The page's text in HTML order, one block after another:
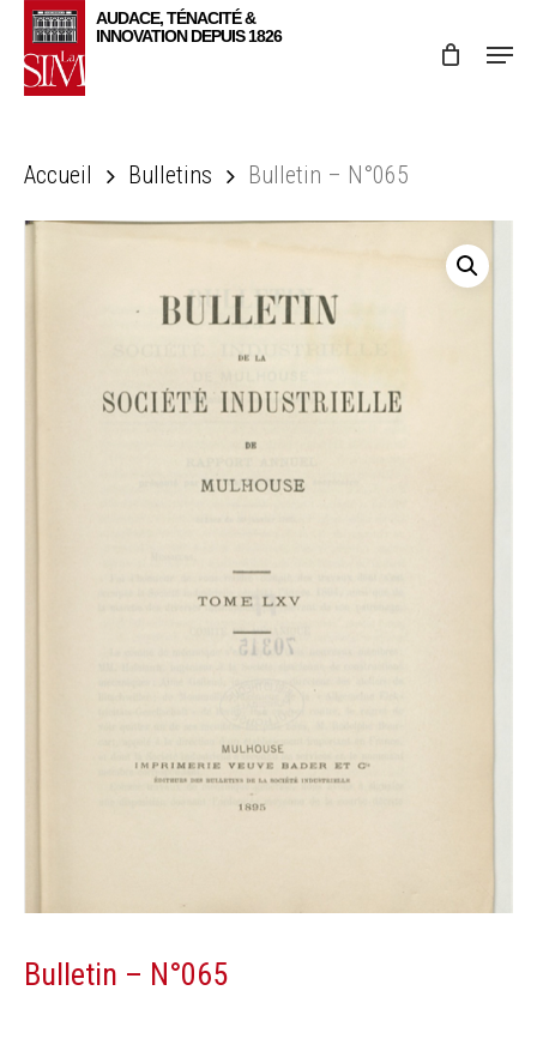
Skip
main
Menu
Accueil Bulletins Bulletin – N°065
Bulletin – N°065